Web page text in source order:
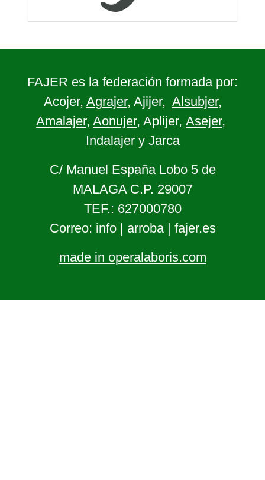
FAJER es la federación formada por:
Acojer, Agrajer, Ajijer, Alsubjer,
Amalajer, Aonujer, Aplijer, Asejer,
Indalajer y Jarca
C/ Manuel España Lobo 5 de
MALAGA C.P. 29007
TEF.: 627000780
Correo: info | arroba | fajer.es
made in operalaboris.com